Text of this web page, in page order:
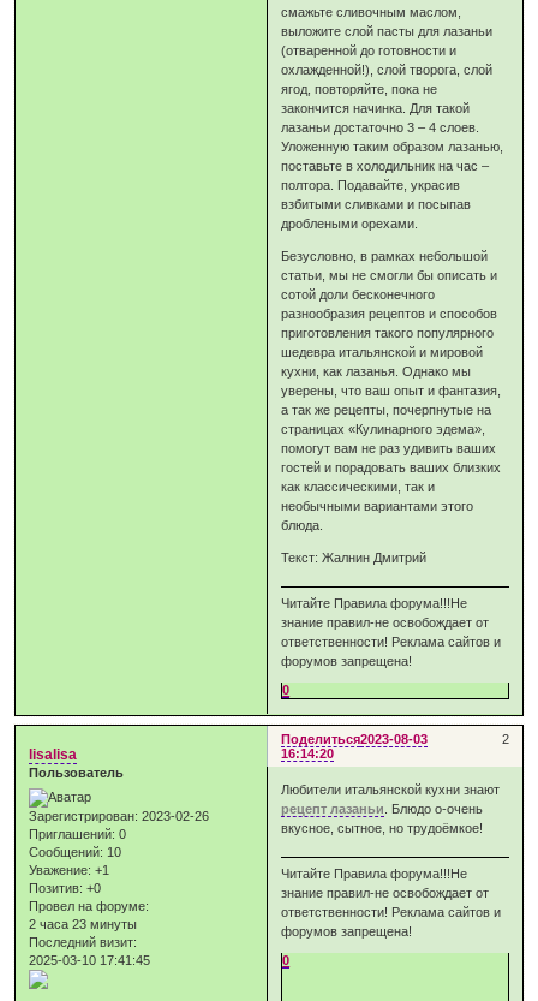
смажьте сливочным маслом,
выложите слой пасты для лазаньи
(отваренной до готовности и
охлажденной!), слой творога, слой
ягод, повторяйте, пока не
закончится начинка. Для такой
лазаньи достаточно 3 – 4 слоев.
Уложенную таким образом лазанью,
поставьте в холодильник на час –
полтора. Подавайте, украсив
взбитыми сливками и посыпав
дроблеными орехами.
Безусловно, в рамках небольшой
статьи, мы не смогли бы описать и
сотой доли бесконечного
разнообразия рецептов и способов
приготовления такого популярного
шедевра итальянской и мировой
кухни, как лазанья. Однако мы
уверены, что ваш опыт и фантазия,
а так же рецепты, почерпнутые на
страницах «Кулинарного эдема»,
помогут вам не раз удивить ваших
гостей и порадовать ваших близких
как классическими, так и
необычными вариантами этого
блюда.
Текст: Жалнин Дмитрий
Читайте Правила форума!!!Не
знание правил-не освобождает от
ответственности! Реклама сайтов и
форумов запрещена!
0
Поделиться 2
2023-08-03
16:14:20
lisalisa
Пользователь
Зарегистрирован: 2023-02-26
Приглашений: 0
Сообщений: 10
Уважение: +1
Позитив: +0
Провел на форуме:
2 часа 23 минуты
Последний визит:
2025-03-10 17:41:45
Любители итальянской кухни знают
рецепт лазаньи
. Блюдо о-очень
вкусное, сытное, но трудоёмкое!
Читайте Правила форума!!!Не
знание правил-не освобождает от
ответственности! Реклама сайтов и
форумов запрещена!
0